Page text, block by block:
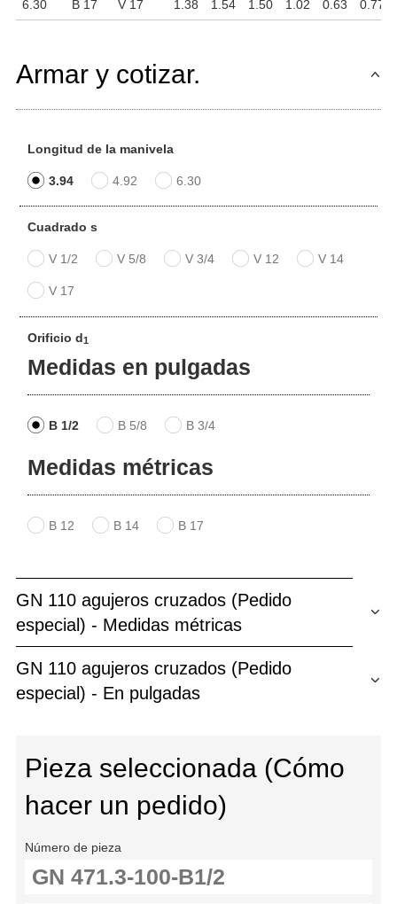
6.30 B 17 V 17 1.38 1.54 1.50 1.02 0.63 0.77
Armar y cotizar.
Longitud de la manivela
3.94 4.92 6.30
Cuadrado s
V 1/2 V 5/8 V 3/4 V 12 V 14
V 17
Orificio d1
Medidas en pulgadas
B 1/2 B 5/8 B 3/4
Medidas métricas
B 12 B 14 B 17
GN 110 agujeros cruzados (Pedido
especial) - Medidas métricas
GN 110 agujeros cruzados (Pedido
especial) - En pulgadas
Pieza seleccionada (Cómo
hacer un pedido)
Número de pieza